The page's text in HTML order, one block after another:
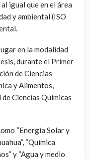
igual que en el área
y ambiental (ISO
en la modalidad
durante el Primer
de Ciencias
y Alimentos,
Ciencias Químicas
“Energía Solar y
“Química
y “Agua y medio